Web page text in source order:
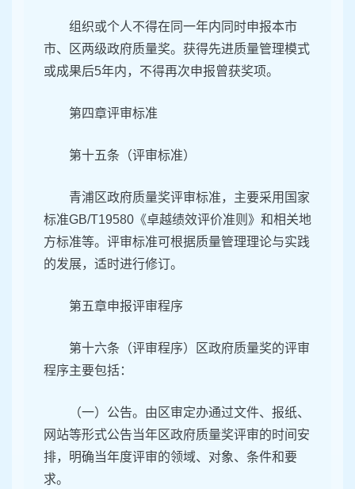
组织或个人不得在同一年内同时申报本市
市、区两级政府质量奖。获得先进质量管理模式
或成果后5年内，不得再次申报曾获奖项。
第四章评审标准
第十五条（评审标准）
青浦区政府质量奖评审标准，主要采用国家
标准GB/T19580《卓越绩效评价准则》和相关地
方标准等。评审标准可根据质量管理理论与实践
的发展，适时进行修订。
第五章申报评审程序
第十六条（评审程序）区政府质量奖的评审
程序主要包括：
（一）公告。由区审定办通过文件、报纸、
网站等形式公告当年区政府质量奖评审的时间安
排，明确当年度评审的领域、对象、条件和要
求。